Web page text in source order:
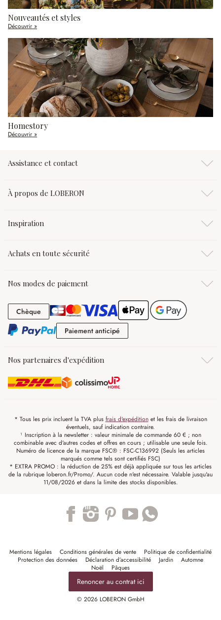
Nouveautés et styles
Découvrir »
Homestory
Découvrir »
Assistance et contact
À propos de LOBERON
Inspiration
Achats en toute sécurité
Nos modes de paiement
Chèque Chèque
Paiement anticipé
Nos partenaires d'expédition
* Tous les prix incluent la TVA plus frais d'expéditionet les frais de livraison
éventuels, sauf indication contraire.
¹ Inscription à la newsletter : valeur minimale de commande 60 € ; non
combinable avec d'autres codes et offres en cours ; utilisable une seule fois.
Numéro de licence de la marque FSC® : FSC-C136992 (Seuls les articles
marqués comme tels sont certifiés FSC)
* EXTRA PROMO : la réduction de 25% est déjà appliquée sur tous les articles
de la rubrique loberon.fr/Promo/. Aucun code n'est nécessaire. Valable jusqu'au
11/08/2026 et dans la limite des stocks disponibles.
Mentions légales Conditions générales de vente
Politique de confidentialité
Protection des données
Déclaration d’accessibilité Jardin
Automne
Noël
Pâques
Renoncer au contrat ici
© 2026 LOBERON GmbH